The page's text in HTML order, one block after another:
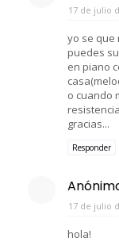
17 de julio
yo se que
puedes
en piano
o cuando
gracias...
Responder
17 de julio
hola!